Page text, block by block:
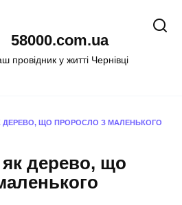
58000.com.ua
провідник у житті Чернівці
ЩО ПРОРОСЛО З МАЛЕНЬКОГО
дерево, що